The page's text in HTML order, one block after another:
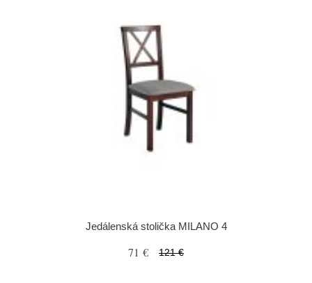
Jedálenská stolička MILANO 4
71 € 121 €